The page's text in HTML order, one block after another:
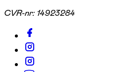
CVR-nr: 14923284